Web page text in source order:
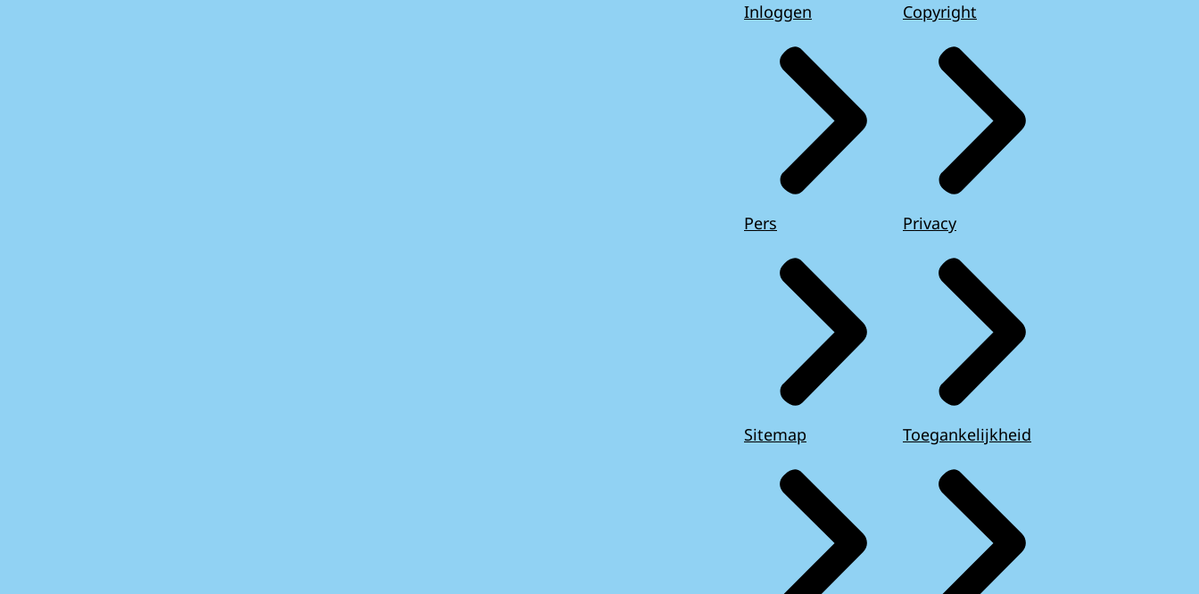
Inloggen
Pers
Sitemap
Copyright
Privacy
Toegankelijkheid